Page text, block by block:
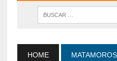
HOME MATAMOROS